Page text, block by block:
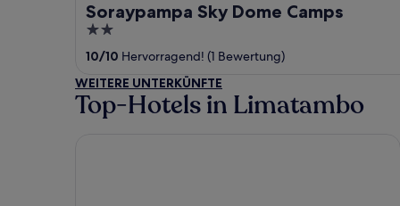
Soraypampa Sky Dome Camps
2
out
5
10/10 Hervorragend! (1 Bewertung)
WEITERE UNTERKÜNFTE
Top-Hotels in Limatambo